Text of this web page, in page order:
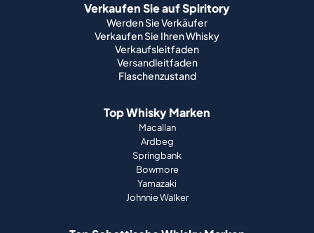
Verkaufen Sie auf Spiritory
Werden Sie Verkäufer
Verkaufen Sie Ihren Whisky
Verkaufsleitfaden
Versandleitfaden
Flaschenzustand
Top Whisky Marken
Macallan
Ardbeg
Springbank
Bowmore
Yamazaki
Johnnie Walker